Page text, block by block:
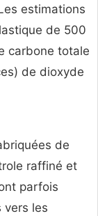
estimations
de 500
carbone totale
de dioxyde
de
raffiné et
parfois
vers les